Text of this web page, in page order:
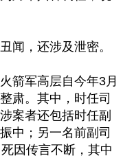
闻，还涉及泄密。
箭军高层自今年3月
肃。其中，时任司
案者还包括时任副
中；另一名前副司
因传言不断，其中